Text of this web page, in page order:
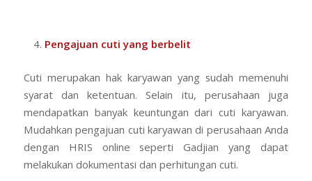
Pengajuan cuti yang berbelit
Cuti merupakan hak karyawan yang sudah memenuhi
syarat dan ketentuan. Selain itu, perusahaan juga
mendapatkan banyak keuntungan dari cuti karyawan.
Mudahkan pengajuan cuti karyawan di perusahaan Anda
dengan HRIS online seperti Gadjian yang dapat
melakukan dokumentasi dan perhitungan cuti.